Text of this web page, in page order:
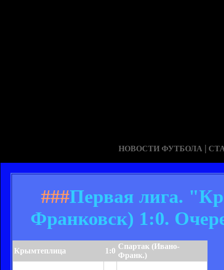
НОВОСТИ ФУТБОЛА |
###Первая лига.
Франковск) 1:0.
Крымтеплица 1:0
Спартак (Ивано-
Франк.)